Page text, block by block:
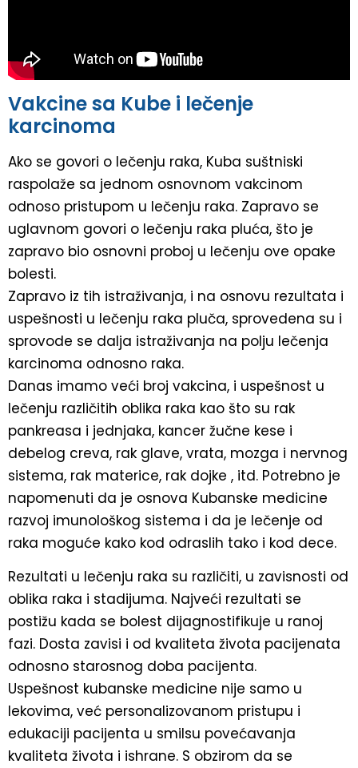
Vakcine sa Kube i lečenje
karcinoma
Ako se govori o lečenju raka, Kuba suštniski
raspolaže sa jednom osnovnom vakcinom
odnoso pristupom u lečenju raka. Zapravo se
uglavnom govori o lečenju raka pluća, što je
zapravo bio osnovni proboj u lečenju ove opake
bolesti.
Zapravo iz tih istraživanja, i na osnovu rezultata i
uspešnosti u lečenju raka pluča, sprovedena su i
sprovode se dalja istraživanja na polju lečenja
karcinoma odnosno raka.
Danas imamo veći broj vakcina, i uspešnost u
lečenju različitih oblika raka kao što su rak
pankreasa i jednjaka, kancer žučne kese i
debelog creva, rak glave, vrata, mozga i nervnog
sistema, rak materice, rak dojke , itd. Potrebno je
napomenuti da je osnova Kubanske medicine
razvoj imunološkog sistema i da je lečenje od
raka moguće kako kod odraslih tako i kod dece.
Rezultati u lečenju raka su različiti, u zavisnosti od
oblika raka i stadijuma. Najveći rezultati se
postižu kada se bolest dijagnostifikuje u ranoj
fazi. Dosta zavisi i od kvaliteta života pacijenata
odnosno starosnog doba pacijenta.
Uspešnost kubanske medicine nije samo u
lekovima, već personalizovanom pristupu i
edukaciji pacijenta u smilsu povećavanja
kvaliteta života i ishrane. S obzirom da se